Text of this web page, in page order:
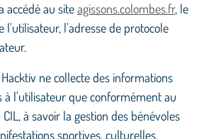
accédé au siteagissons.colombes.fr, le
l'utilisateur, l'adresse de protocole
ne collecte des informations
à l'utilisateur que conformément au
à savoir la gestion des bénévoles
sportives, culturelles,